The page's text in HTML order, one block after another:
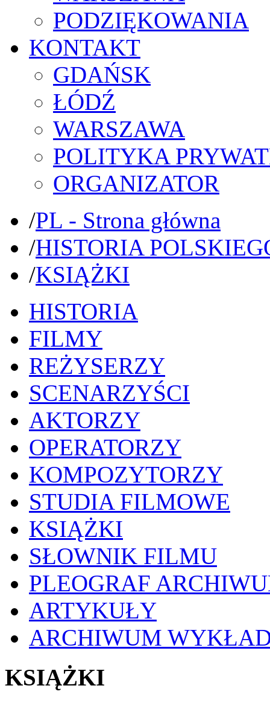
PODZIĘKOWANIA
KONTAKT
GDAŃSK
ŁÓDŹ
WARSZAWA
POLITYKA
ORGANIZATOR
/PL - Strona główna
/HISTORIA
/KSIĄŻKI
HISTORIA
FILMY
REŻYSERZY
SCENARZYŚCI
AKTORZY
OPERATORZY
KOMPOZYTORZY
STUDIA FILMOWE
KSIĄŻKI
SŁOWNIK FILMU
PLEOGRAF
ARTYKUŁY
ARCHIWUM
KSIĄŻKI